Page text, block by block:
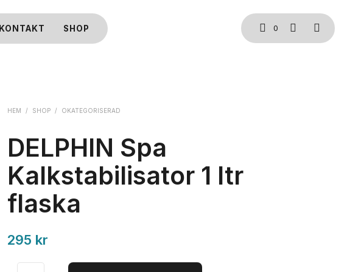
KONTAKT SHOP 0
HEM / SHOP / OKATEGORISERAD
DELPHIN Spa
Kalkstabilisator 1 ltr
flaska
295 kr